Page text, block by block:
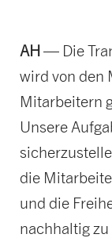
AH— Die
wird von den
Mitarbeitern
Unsere
die
und die
nachhaltig